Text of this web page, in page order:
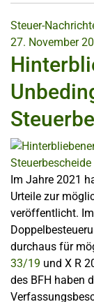
Steuer-
27. November
Im Jahre 2021
Urteile zur
veröffentlicht.
durchaus für
33/19 und X R
des BFH haben